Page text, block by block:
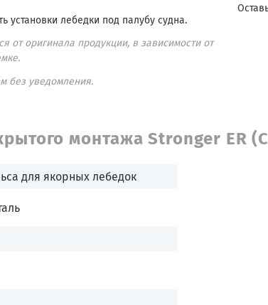
установки лебедки под палубу судна.
от оригинала продукции, в зависимости от
без уведомления.
монтажа Stronger ER
для якорных лебедок